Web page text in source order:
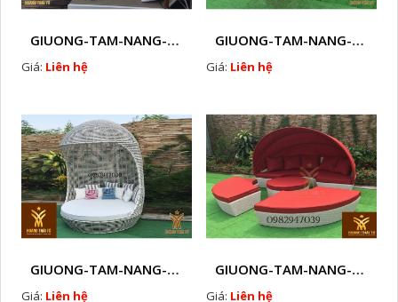
GIUONG-TAM-NANG-GHE-HO-BOI-NHUA-GIA-MAY-NGOAI-TROI-D10
Giá: Liên hệ
GIUONG-TAM-NANG-GHE-HO-BOI-NHUA-GIA-MAY-NGOAI-TROI-D11
Giá: Liên hệ
GIUONG-TAM-NANG-GHE-HO-BOI-NHUA-GIA-MAY-NGOAI-TROI-D12
Giá: Liên hệ
GIUONG-TAM-NANG-GHE-HO-BOI-NHUA-GIA-MAY-NGOAI-TROI-D13
Giá: Liên hệ